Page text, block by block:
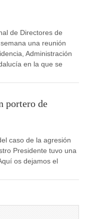
de Directores de
una reunión
Administración
en la que se
portero de
caso de la agresión
Presidente tuvo una
os dejamos el